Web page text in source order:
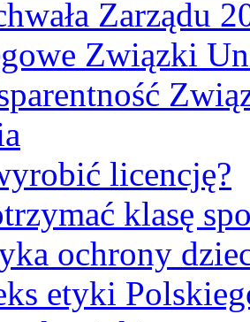
Zarządu
Związki
licencję?
klasę
ochrony
etyki